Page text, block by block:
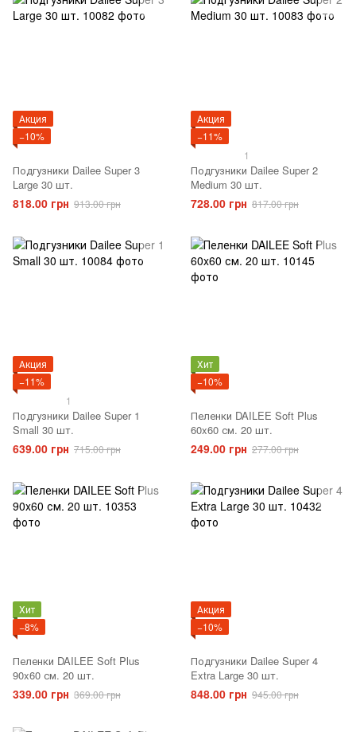
Акция
−10%
Подгузники Dailee Super 3
Large 30 шт.
818.00 грн 913.00 грн
Акция
−11%
1
Подгузники Dailee Super 2
Medium 30 шт.
728.00 грн 817.00 грн
Акция
−11%
1
Подгузники Dailee Super 1
Small 30 шт.
639.00 грн 715.00 грн
Хит
−10%
Пеленки DAILEE Soft Plus
60x60 см. 20 шт.
249.00 грн 277.00 грн
Хит
−8%
Пеленки DAILEE Soft Plus
90x60 см. 20 шт.
339.00 грн 369.00 грн
Акция
−10%
Подгузники Dailee Super 4
Extra Large 30 шт.
848.00 грн 945.00 грн